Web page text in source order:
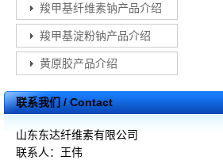
羧甲基纤维素钠产品介绍
羧甲基淀粉钠产品介绍
黄原胶产品介绍
联系我们 / Contact
山东东达纤维素有限公司
联系人：王伟